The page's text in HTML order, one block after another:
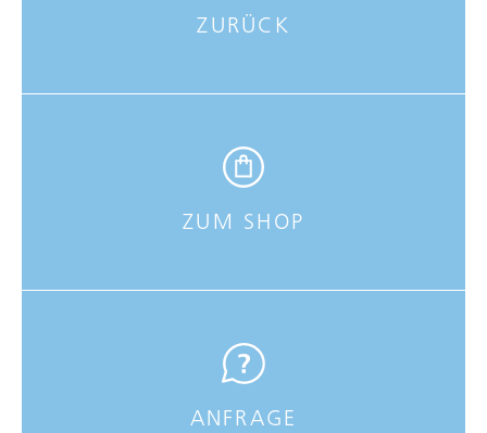
ZURÜCK
ZUM SHOP
ANFRAGE